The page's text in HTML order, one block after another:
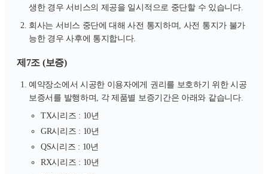
생한 경우 서비스의 제공을 일시적으로 중단할 수 있습니다.
회사는 서비스 중단에 대해 사전 통지하며, 사전 통지가 불가
능한 경우 사후에 통지합니다.
제7조 (보증)
예약장소에서 시공한 이용자에게 권리를 보호하기 위한 시공
보증서를 발행하며, 각 제품별 보증기간은 아래와 같습니다.
TX시리즈 : 10년
GR시리즈 : 10년
QS시리즈 : 10년
RX시리즈 : 10년